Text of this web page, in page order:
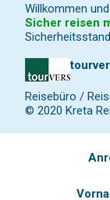
Willkommen
Sicher reisen
Reisebüro /
© 2020 Kreta